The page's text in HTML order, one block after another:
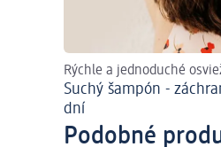
Rýchle a jednoduché
Suchý šampón -
dní
Podobné